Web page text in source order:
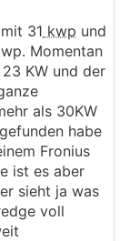
belegt
haben
man
braucht.
31 kwp und
Momentan
KW und der
als 30KW
habe
Fronius
ist es aber
sieht ja was
voll